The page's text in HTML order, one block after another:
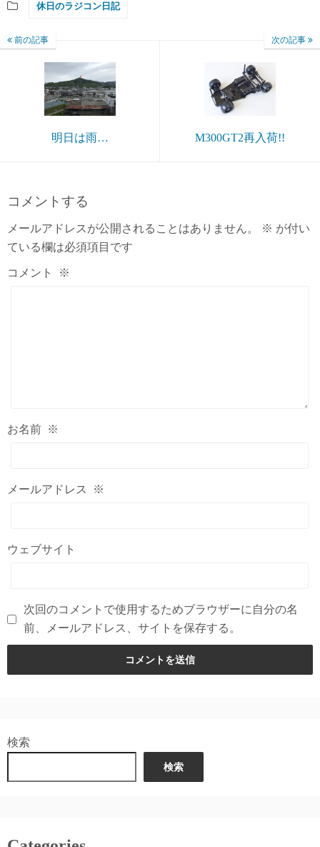
休日のラジコン日記
前の記事
明日は雨…
次の記事
M300GT2再入荷!!
コメントする
メールアドレスが公開されることはありません。 ※ が付い
ている欄は必須項目です
コメント ※
お名前 ※
メールアドレス ※
ウェブサイト
次回のコメントで使用するためブラウザーに自分の名
前、メールアドレス、サイトを保存する。
検索
検索